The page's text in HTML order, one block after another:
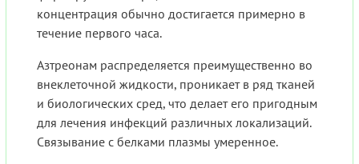
концентрация обычно достигается примерно в
течение первого часа.
Азтреонам распределяется преимущественно во
внеклеточной жидкости, проникает в ряд тканей
и биологических сред, что делает его пригодным
для лечения инфекций различных локализаций.
Связывание с белками плазмы умеренное.